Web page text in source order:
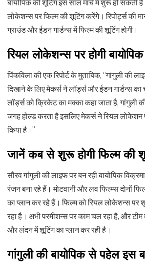
बायोपिक की शूटिंग इस साल मार्च में शुरू हो सकती
लोकेशन्स पर फिल्म की शूटिंग करेंगे। रिपोर्ट्स की
ग्राउंड और ईडन गार्डन्स में फिल्म की शूटिंग होगी।
रियल लोकेशन्स पर होगी
पिंकविला की एक रिपोर्ट के मुताबिक, “गांगुली की
दिखाने के लिए मेकर्स ने लॉर्ड्स और ईडन गार्डन्स का
लॉर्ड्स को क्रिकेट का मक्का कहा जाता है, गांगुली
जगह होल्ड करता है इसलिए मेकर्स ने रियल
किया है।”
जानें कब से शुरू होगी फिल्म की
सौरव गांगुली की लाइफ पर बन रही बायोपिक
रंजन बना रहे हैं। मोटवानी और लव फिल्म्स दोनों
का प्लान कर रहे हैं। फिल्म को रियल लोकेशन्स पर
रहा है। अभी परमीशन्स पर काम चल रहा है, और टीम
और लंदन में शूटिंग का प्लान कर रही है।
गांगुली की बायोपिक से पहेल इस